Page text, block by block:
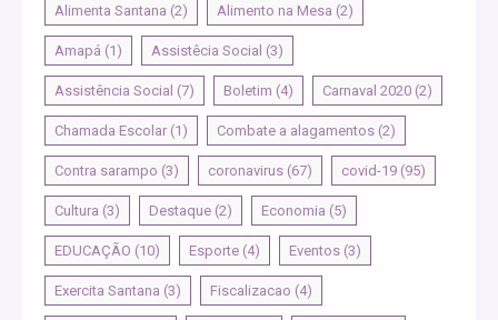
Alimenta Santana (2) Alimento na Mesa (2)
Amapá (1) Assistêcia Social (3)
Assistência Social (7) Boletim (4) Carnaval 2020 (2)
Chamada Escolar (1) Combate a alagamentos (2)
Contra sarampo (3) coronavirus (67) covid-19 (95)
Cultura (3) Destaque (2) Economia (5)
EDUCAÇÃO (10) Esporte (4) Eventos (3)
Exercita Santana (3) Fiscalizacao (4)